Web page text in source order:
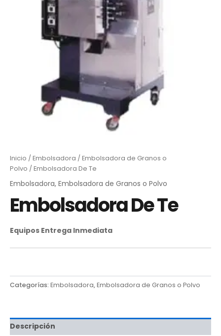
Inicio /Embolsadora /Embolsadora de Granos o
Polvo / Embolsadora De Te
Embolsadora, Embolsadora de Granos o Polvo
Embolsadora De Te
Equipos Entrega Inmediata
Categorías: Embolsadora,Embolsadora de Granos o Polvo
Descripción